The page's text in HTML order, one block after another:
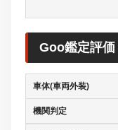
Goo鑑定評価
車体(車両外装)
機関判定